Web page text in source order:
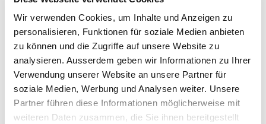
Wir verwenden Cookies, um Inhalte und Anzeigen zu
personalisieren, Funktionen für soziale Medien anbieten
zu können und die Zugriffe auf unsere Website zu
analysieren. Ausserdem geben wir Informationen zu Ihrer
Verwendung unserer Website an unsere Partner für
soziale Medien, Werbung und Analysen weiter. Unsere
Partner führen diese Informationen möglicherweise mit
weiteren Daten zusammen, die Sie ihnen bereitgestellt
Zubehör